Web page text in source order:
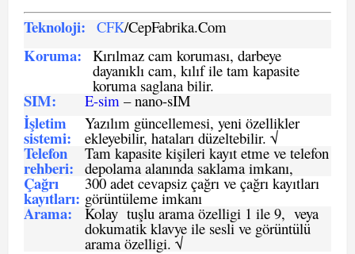
Teknoloji: CFK/CepFabrika.Com
Koruma: Kırılmaz cam koruması, darbeye
dayanıklı cam, kılıf ile tam kapasite
koruma saglana bilir.
SIM: E-sim – nano-sIM
İşletim
sistemi:
Yazılım güncellemesi, yeni özellikler
ekleyebilir, hataları düzeltebilir. √
Telefon
rehberi:
Tam kapasite kişileri kayıt etme ve telefon
depolama alanında saklama imkanı,
Çağrı
kayıtları:
300 adet cevapsiz çağrı ve çağrı kayıtları
görüntüleme imkanı
Arama: Kolay tuşlu arama özelligi 1 ile 9, veya
dokumatik klavye ile sesli ve görüntülü
arama özelligi. √